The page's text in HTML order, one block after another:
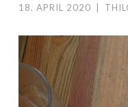
18. APRIL 2020